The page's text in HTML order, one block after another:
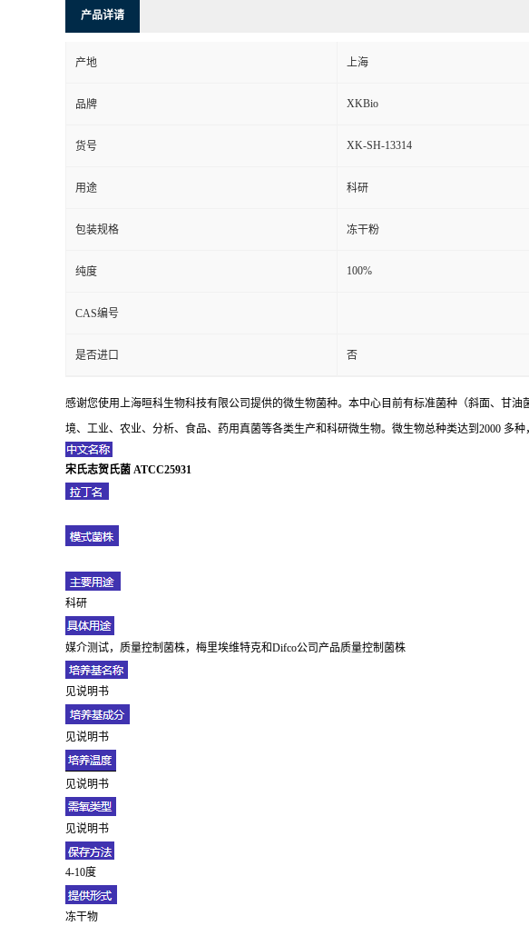
产品详请
产地 上海
品牌 XKBio
货号 XK-SH-13314
用途 科研
包装规格 冻干粉
纯度 100%
CAS编号
是否进口 否
感谢您使用上海晅科生物科技有限公司提供的微生物菌种。本中心目前有标准菌种（斜面、甘
境、工业、农业、分析、食品、药用真菌等各类生产和科研微生物。微生物总种类达到2000 多
宋氏志贺氏菌 ATCC25931
科研
媒介测试，质量控制菌株，梅里埃维特克和Difco公司产品质量控制菌株
见说明书
见说明书
见说明书
见说明书
4-10度
冻干物